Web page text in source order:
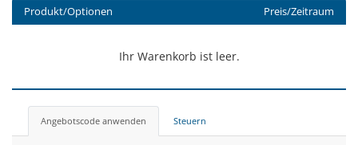
Produkt/Optionen Preis/Zeitraum
Ihr Warenkorb ist leer.
Angebotscode anwenden Steuern